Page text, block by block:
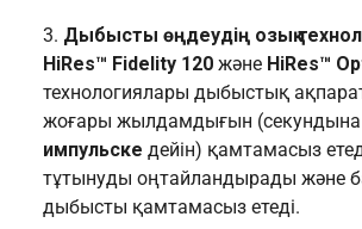
Дыбысты өңдеудің озық
HiRes™ Fidelity 120 және HiRes™
технологиялары дыбыстық
жоғары жылдамдығын (секундына
импульске дейін) қамтамасыз
тұтынуды оңтайландырады және
дыбысты қамтамасыз етеді.